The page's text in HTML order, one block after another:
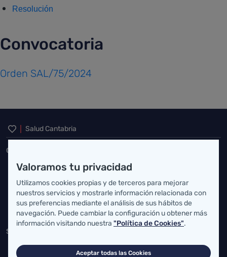
Resolución
Convocatoria
Orden SAL/75/2024
Inicio del pie de página
Salud Cantabria
Consejería de Salud
Federico Vial 13, 39009 Santander, Cantabria
atencionusuario@cantabria.es
942208130 942395562
Servicio Cántabro de Salud
Cardenal Herrera Oria, S/N 39011 Santander, Cantabria
Valoramos tu privacidad
Utilizamos cookies propias y de terceros para mejorar
nuestros servicios y mostrarle información relacionada con
sus preferencias mediante el análisis de sus hábitos de
navegación. Puede cambiar la configuración u obtener más
información visitando nuestra "Política de Cookies".
Aceptar todas las Cookies